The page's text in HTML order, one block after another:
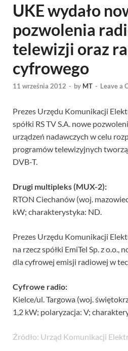
UKE wydało
pozwolenia
telewizji oraz
cyfrowego
11 września 2012 - by MT - Leave a
Prezes Urzędu Komunikacji
spółki RS TV S.A. nowe
urządzeń nadawczych w celu
programów telewizyjnych
DVB-T.
Drugi multipleks (MUX-2):
RTON Ciechanów (woj.
kW; charakterystyka: ND.
Prezes Urzędu Komunikacji
na rzecz spółki EmiTel Sp. z
dla cyfrowej emisji radiowej w
Cyfrowe radio:
Kielce/ul. Targowa (woj.
1,2 kW; polaryzacja: V;
Źródło: Urząd Komunikacji